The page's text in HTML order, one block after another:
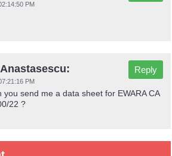
PM
PM
Reply
you send me a data sheet for EWARA CA
22 ?